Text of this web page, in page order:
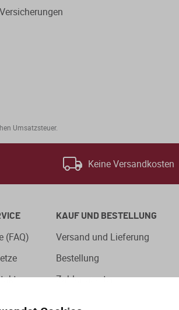
Umsatzsteuer.
Keine Versandkosten
(FAQ)
KAUF UND BESTELLUNG
Versand und Lieferung
Bestellung
Zahlungsarten